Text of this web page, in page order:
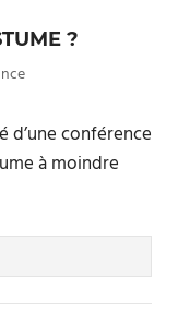
?
conférence
à moindre